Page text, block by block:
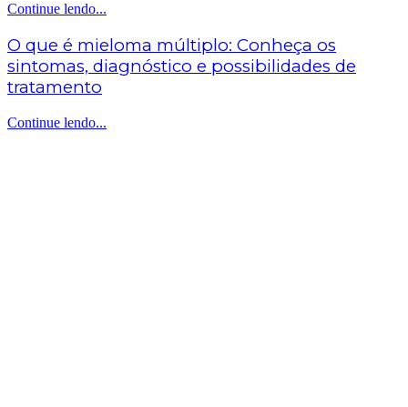
Continue lendo...
O que é mieloma múltiplo: Conheça os
sintomas, diagnóstico e possibilidades de
tratamento
Continue lendo...